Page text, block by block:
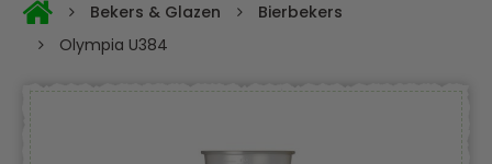
Bekers & Glazen
Bierbekers
Olympia U384